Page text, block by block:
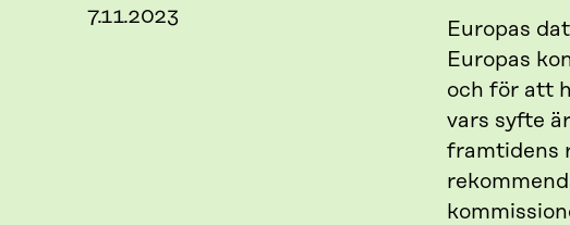
Europas
Europas
och för att
vars syfte
framtidens
7.11.2023